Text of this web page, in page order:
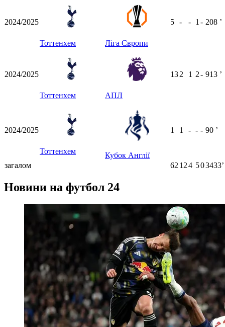
2024/2025
Тоттенхем Ліга Європи
5 - - 1 - 208 ʼ
2024/2025
Тоттенхем АПЛ
132 1 2- 913 ʼ
2024/2025
Тоттенхем Кубок Англії
1 1 - - - 90 ʼ
загалом 62 124 503433ʼ
Новини на футбол 24